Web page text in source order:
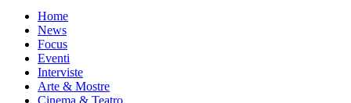
Home
News
Focus
Eventi
Interviste
Arte & Mostre
Cinema & Teatro